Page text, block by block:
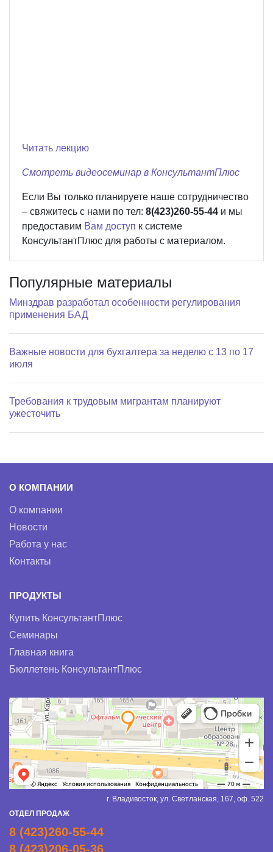
Читать лекцию
Смотреть видеосеминар в КонсультантПлюс
Если Вы только планируете наше сотрудничество
– свяжитесь с нами по тел: 8(423)260-55-44 и мы
предоставим Вам доступ к системе
КонсультантПлюс для работы с материалом.
Популярные материалы
Минздрав разработал особенности регулирования
применения БАД
Важные новости для бухгалтера за неделю с 13 по 17
июля
Требования к трудовым мигрантам планируют
ужесточить
О КОМПАНИИ
О компании
Новости
Работа у нас
Контакты
ПРОДУКТЫ
Купить КонсультантПлюс
Семинары
Главная книга
Бюллетень КонсультантПлюс
г. Владивосток, ул. Светланская, 167, оф. 522
ОТДЕЛ ПРОДАЖ
8 (423)260-55-44
8 (423)206-05-36